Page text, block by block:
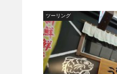
ツーリング